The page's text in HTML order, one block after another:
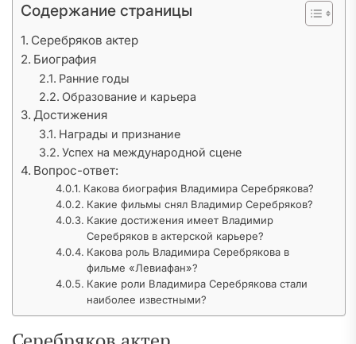
Содержание страницы
Серебряков актер
Биография
Ранние годы
Образование и карьера
Достижения
Награды и признание
Успех на международной сцене
Вопрос-ответ:
Какова биография Владимира Серебрякова?
Какие фильмы снял Владимир Серебряков?
Какие достижения имеет Владимир
Серебряков в актерской карьере?
Какова роль Владимира Серебрякова в
фильме «Левиафан»?
Какие роли Владимира Серебрякова стали
наиболее известными?